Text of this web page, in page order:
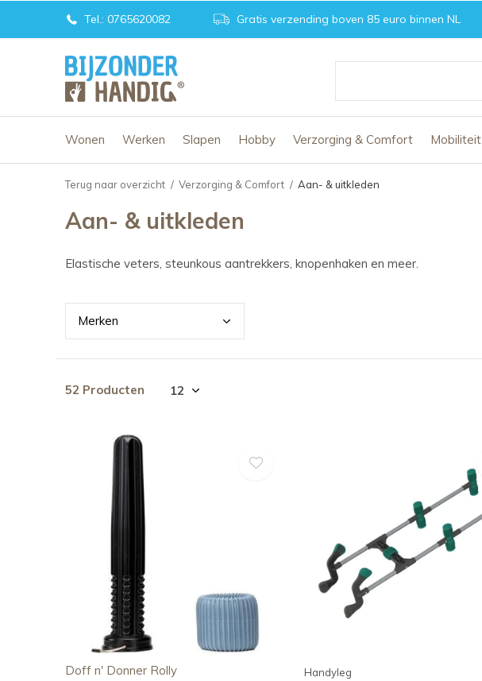
Wonen Werken Slapen Hobby Verzorging & Comfort Mobiliteit
Tel.: 0765620082 Gratis verzending boven 85 euro binnen NL
Terug naar overzicht Verzorging & Comfort Aan- & uitkleden
Aan- & uitkleden
Elastische veters, steunkous aantrekkers, knopenhaken en meer.
Merken
52 Producten
Doff n' Donner Rolly
Handyleg